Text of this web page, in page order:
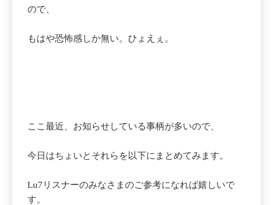
ので、
もはや恐怖感しか無い。ひょえぇ。
ここ最近、お知らせしている事柄が多いので、
今日はちょいとそれらを以下にまとめてみます。
Lu7リスナーのみなさまのご参考になれば嬉しいで
す。